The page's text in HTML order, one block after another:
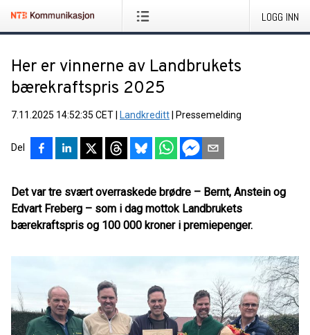
LOGG INN
Her er vinnerne av Landbrukets
bærekraftspris 2025
7.11.2025 14:52:35 CET Landkreditt Pressemelding
Del
Det var tre svært overraskede brødre – Bernt, Anstein og
Edvart Freberg – som i dag mottok Landbrukets
bærekraftspris og 100 000 kroner i premiepenger.